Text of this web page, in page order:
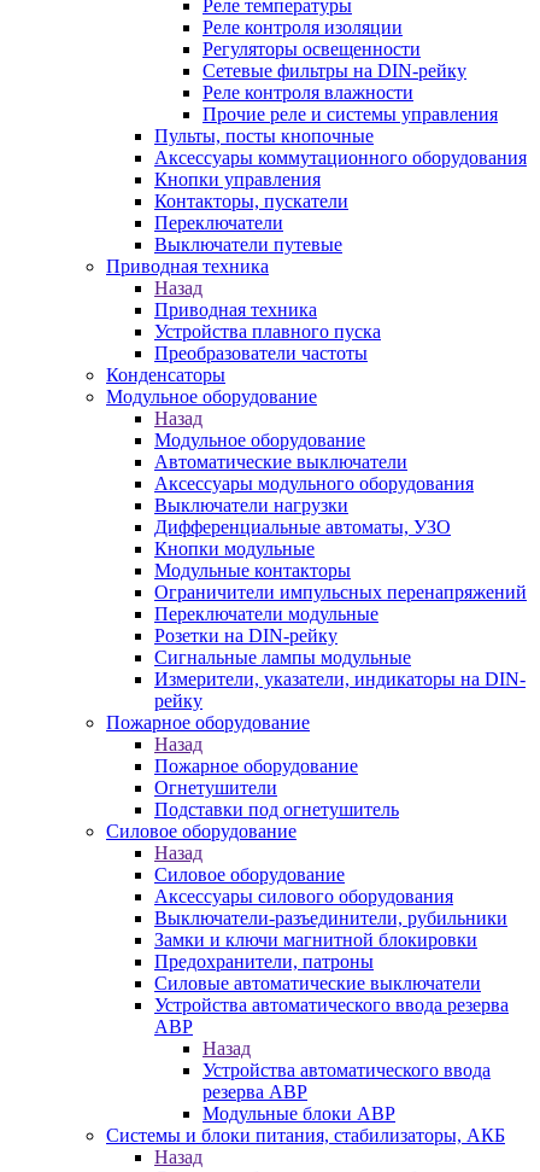
Реле температуры
Реле контроля изоляции
Регуляторы освещенности
Сетевые фильтры на DIN-рейку
Реле контроля влажности
Прочие реле и системы управления
Пульты, посты кнопочные
Аксессуары коммутационного оборудования
Кнопки управления
Контакторы, пускатели
Переключатели
Выключатели путевые
Приводная техника
Назад
Приводная техника
Устройства плавного пуска
Преобразователи частоты
Конденсаторы
Модульное оборудование
Назад
Модульное оборудование
Автоматические выключатели
Аксессуары модульного оборудования
Выключатели нагрузки
Дифференциальные автоматы, УЗО
Кнопки модульные
Модульные контакторы
Ограничители импульсных перенапряжений
Переключатели модульные
Розетки на DIN-рейку
Сигнальные лампы модульные
Измерители, указатели, индикаторы на DIN-
рейку
Пожарное оборудование
Назад
Пожарное оборудование
Огнетушители
Подставки под огнетушитель
Силовое оборудование
Назад
Силовое оборудование
Аксессуары силового оборудования
Выключатели-разъединители, рубильники
Замки и ключи магнитной блокировки
Предохранители, патроны
Силовые автоматические выключатели
Устройства автоматического ввода резерва
АВР
Назад
Устройства автоматического ввода
резерва АВР
Модульные блоки АВР
Системы и блоки питания, стабилизаторы, АКБ
Назад